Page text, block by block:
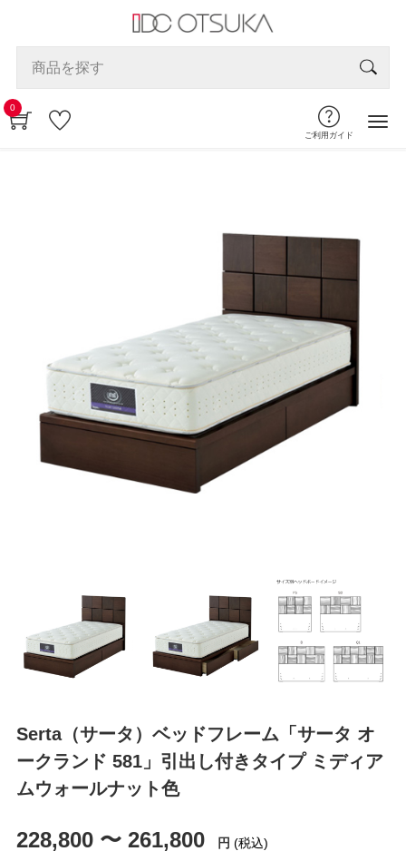
0
ご利用ガイド
Serta（サータ）ベッドフレーム「サータ オ
ークランド 581」引出し付きタイプ ミディア
ムウォールナット色
228,800 〜 261,800 円 (税込)